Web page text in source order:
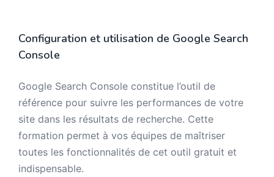
Configuration et utilisation de Google Search
Console
Google Search Console constitue l’outil de
référence pour suivre les performances de votre
site dans les résultats de recherche. Cette
formation permet à vos équipes de maîtriser
toutes les fonctionnalités de cet outil gratuit et
indispensable.